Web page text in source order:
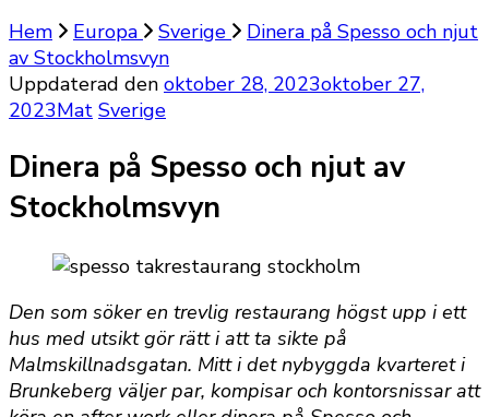
Hem
Europa Sverige
Dinera på Spesso och njut
av Stockholmsvyn
Uppdaterad den oktober 28, 2023oktober 27,
2023Mat Sverige
Dinera på Spesso och njut av
Stockholmsvyn
Den som söker en trevlig restaurang högst upp i ett
hus med utsikt gör rätt i att ta sikte på
Malmskillnadsgatan. Mitt i det nybyggda kvarteret i
Brunkeberg väljer par, kompisar och kontorsnissar att